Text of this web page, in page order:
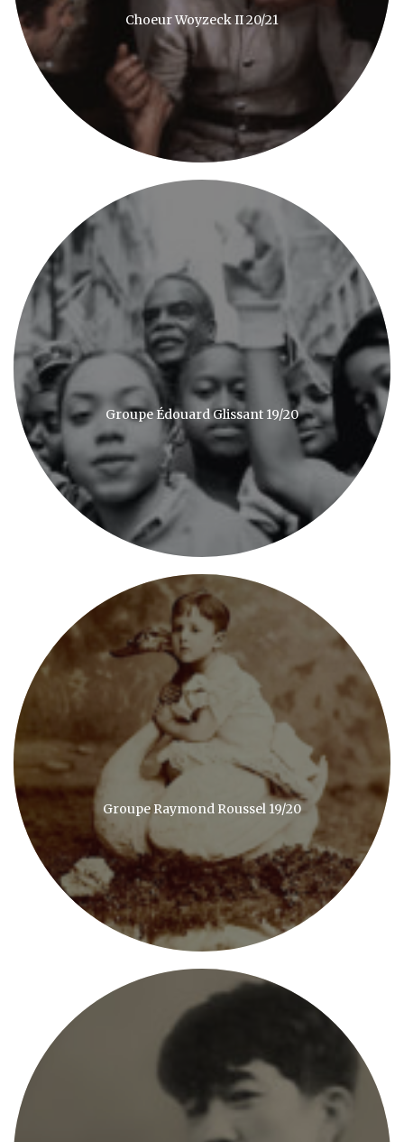
Choeur Woyzeck II 20/21
Groupe Édouard Glissant 19/20
Groupe Raymond Roussel 19/20